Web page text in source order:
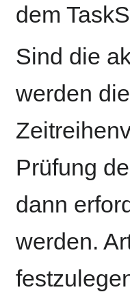
dem
Sind die
werden
Prüfung
dann
werden.